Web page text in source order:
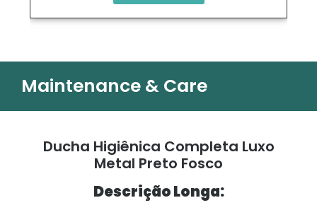
Maintenance & Care
Ducha Higiênica Completa Luxo
Metal Preto Fosco
Descrição Longa: